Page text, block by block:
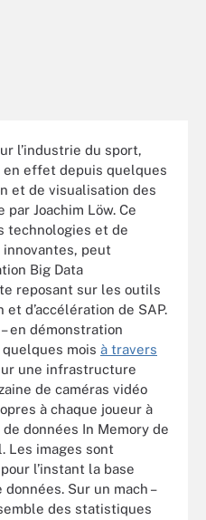
l’industrie du sport,
en effet depuis quelques
et de visualisation des
par Joachim Löw. Ce
technologies et de
innovantes, peut
Big Data
reposant sur les outils
et d’accélération de SAP.
en démonstration
mois à travers
une infrastructure
de caméras vidéo
à chaque joueur à
données In Memory de
Les images sont
l’instant la base
Sur un mach –
des statistiques